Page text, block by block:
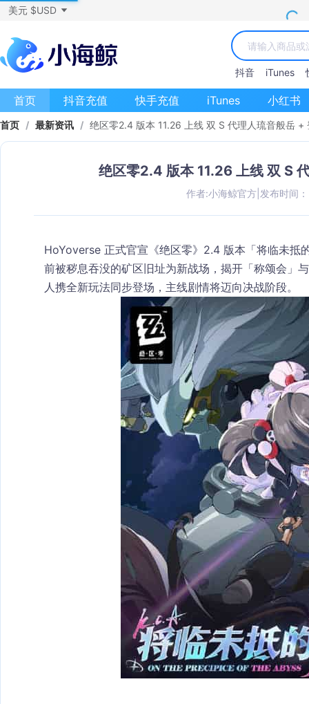
美元 $USD
抖音 iTunes
首页 抖音充值 快手充值 iTunes 小红书
首页 / 最新资讯 / 绝区零2.4 版本 11.26 上线 双 S 代理人琉音般岳 +
绝区零2.4 版本 11.26 上线 双 S
作者:小海鲸官方 发布时间
HoYoverse 正式官宣《绝区零》2.4 版本「将临未抵
前被秽息吞没的矿区旧址为新战场，揭开「称颂会」
人携全新玩法同步登场，主线剧情将迈向决战阶段。​